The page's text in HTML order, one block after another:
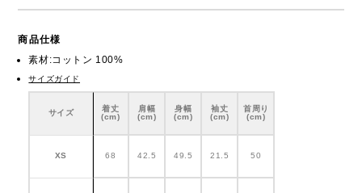
商品仕様
素材:コットン 100%
サイズガイド
サイズ
着丈
(cm)
肩幅
(cm)
身幅
(cm)
袖丈
(cm)
首周り
(cm)
XS 68 42.5 49.5 21.5 50